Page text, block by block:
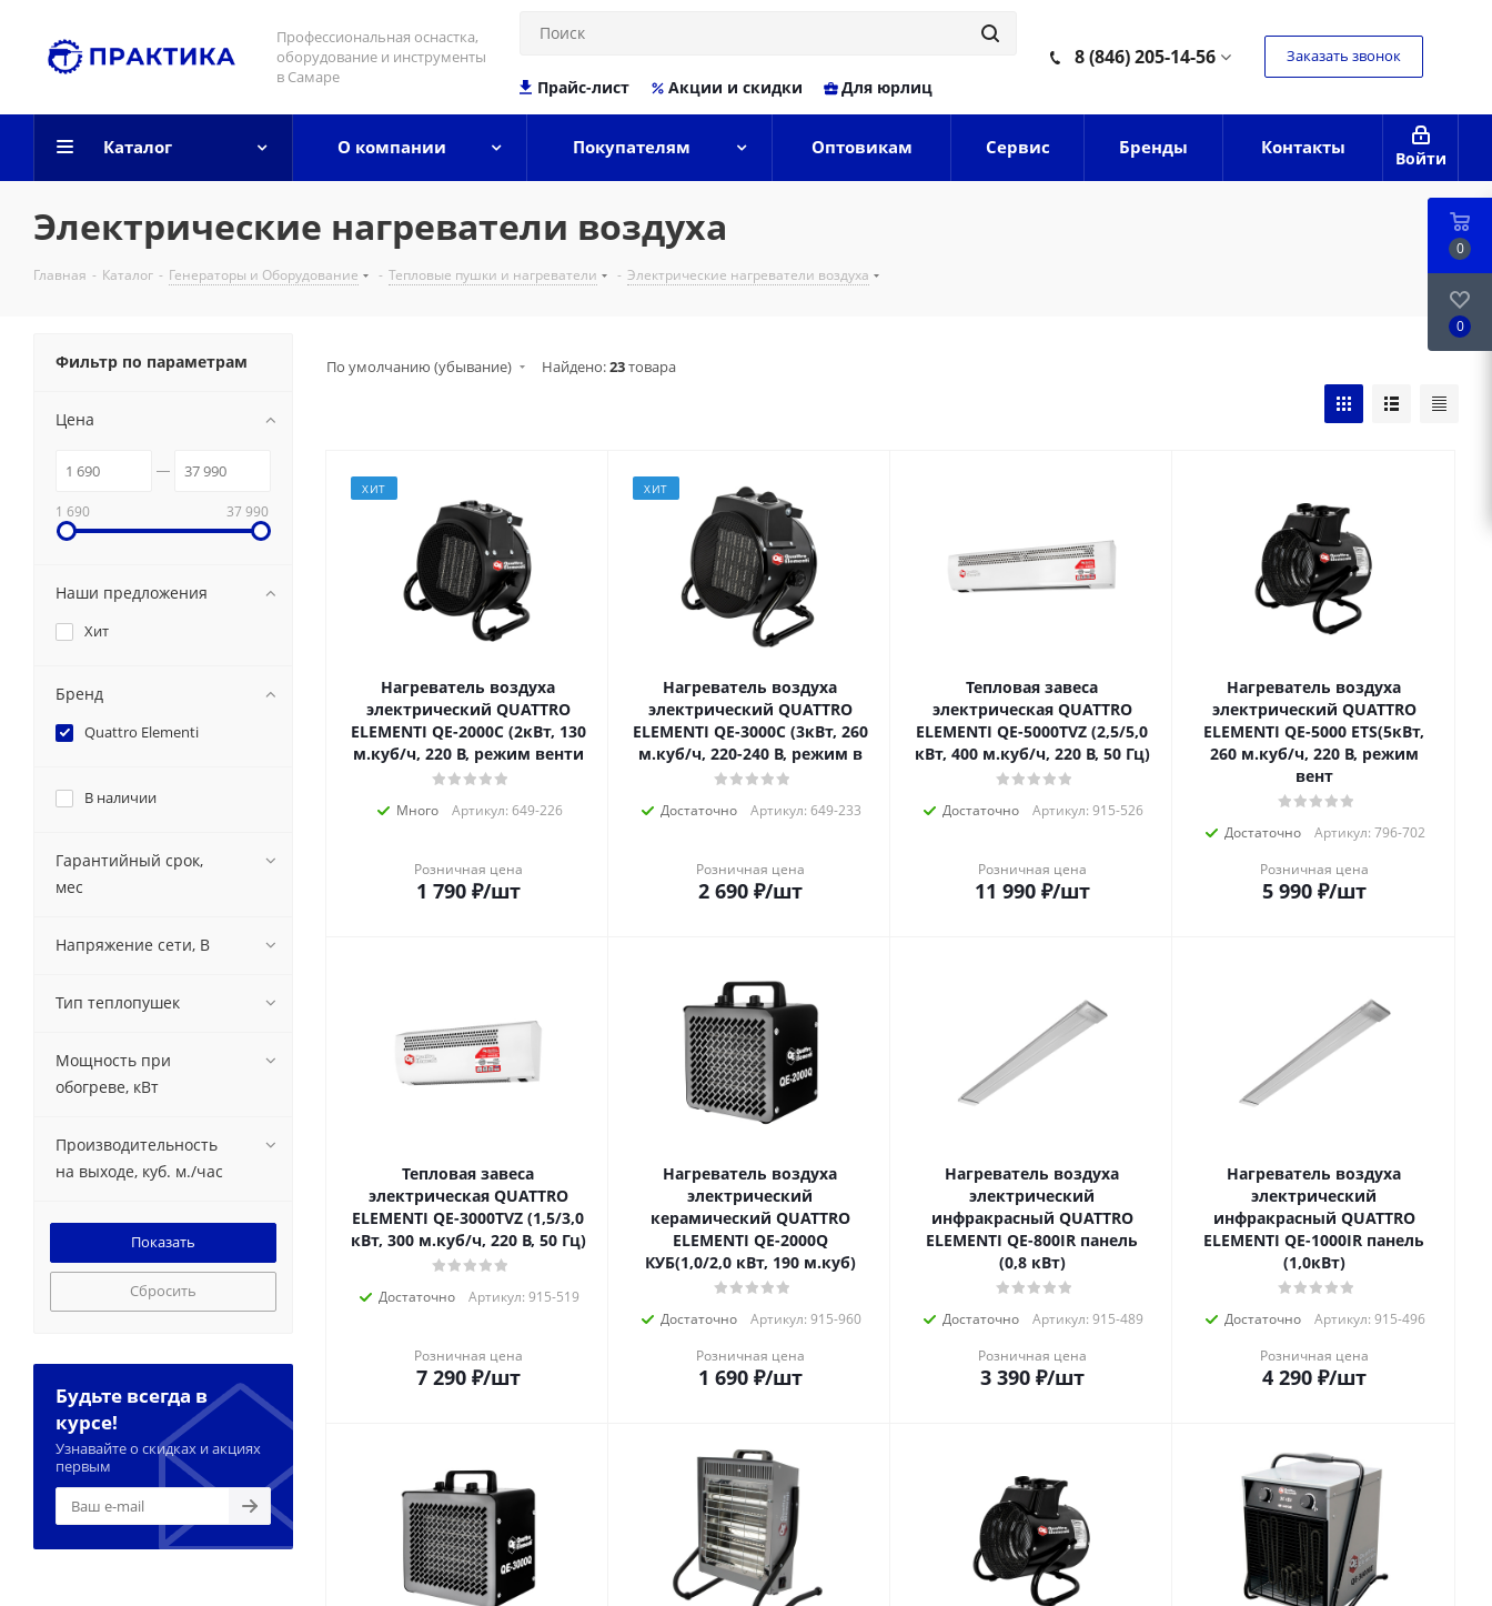
Профессиональная оснастка,
оборудование и инструменты
в Самаре
Прайс-лист Акции и скидки Для юрлиц
8 (846) 205-14-56 Заказать звонок
Войти
Каталог О компании Покупателям Оптовикам Сервис Бренды Контакты
Электрические нагреватели воздуха
Главная - Каталог - Генераторы и Оборудование - Тепловые пушки и нагреватели - Электрические нагреватели воздуха
По умолчанию (убывание) Найдено:23товара
ХИТ
Нагреватель воздуха
электрический QUATTRO
ELEMENTI QE-2000C (2кВт, 130
м.куб/ч, 220 В, режим венти
Много Артикул: 649-226
Розничная цена
1 790₽/шт
ХИТ
Нагреватель воздуха
электрический QUATTRO
ELEMENTI QE-3000C (3кВт, 260
м.куб/ч, 220-240 В, режим в
Достаточно Артикул: 649-233
Розничная цена
2 690₽/шт
Тепловая завеса
электрическая QUATTRO
ELEMENTI QE-5000TVZ (2,5/5,0
кВт, 400 м.куб/ч, 220 В, 50 Гц)
Достаточно Артикул: 915-526
Розничная цена
11 990₽/шт
Нагреватель воздуха
электрический QUATTRO
ELEMENTI QE-5000 ETS(5кВт,
260 м.куб/ч, 220 В, режим
вент
Достаточно
Артикул: 796-702
Розничная цена
5 990₽/шт
Тепловая завеса
электрическая QUATTRO
ELEMENTI QE-3000TVZ (1,5/3,0
кВт, 300 м.куб/ч, 220 В, 50 Гц)
Достаточно Артикул: 915-519
Розничная цена
7 290₽/шт
Нагреватель воздуха
электрический
керамический QUATTRO
ELEMENTI QE-2000Q
КУБ(1,0/2,0 кВт, 190 м.куб)
Достаточно
Артикул: 915-960
Розничная цена
1 690₽/шт
Нагреватель воздуха
электрический
инфракрасный QUATTRO
ELEMENTI QE-800IR панель
(0,8 кВт)
Достаточно
Артикул: 915-489
Розничная цена
3 390₽/шт
Нагреватель воздуха
электрический
инфракрасный QUATTRO
ELEMENTI QE-1000IR панель
(1,0кВт)
Достаточно
Артикул: 915-496
Розничная цена
4 290₽/шт
Фильтр по параметрам
Цена
1 690 37 990
Наши предложения
Хит
Бренд
Quattro Elementi
В наличии
Гарантийный срок,
мес
Напряжение сети, В
Тип теплопушек
Мощность при
обогреве, кВт
Производительность
на выходе, куб. м./час
Сбросить
Будьте всегда в
курсе!
Узнавайте о скидках и акциях
первым
0
0